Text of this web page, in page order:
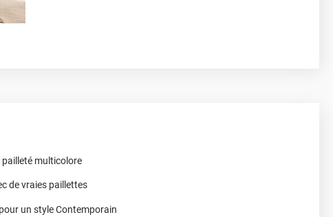
multicolore
de vraies paillettes
un style Contemporain